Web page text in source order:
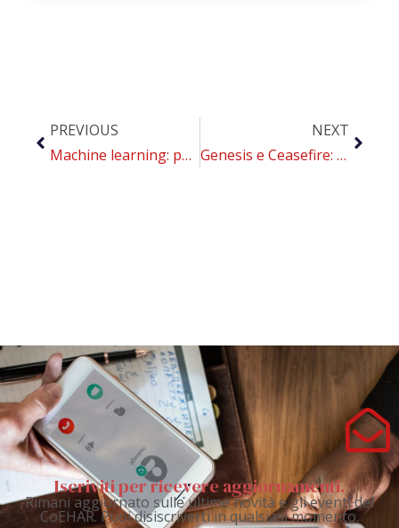
PREVIOUS
Machine learning: può aiutare i medici a trovare soluzioni terapeutiche più efficaci, anche per il Covid-19
NEXT
Genesis e Ceasefire: i nuovi protocolli CoEHAR ad AIP2022
Iscriviti per ricevere aggiornamenti.
Rimani aggiornato sulle ultime novità e gli eventi del
CoEHAR. Puoi disiscriverti in qualsiasi momento.